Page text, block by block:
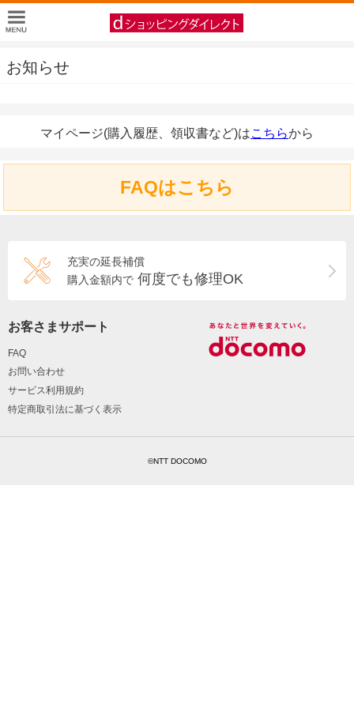
お知らせ
マイページ(購入履歴、領収書など)はこちらから
FAQはこちら
充実の延長補償
購入金額内で 何度でも修理OK
お客さまサポート
FAQ
お問い合わせ
サービス利用規約
特定商取引法に基づく表示
©NTT DOCOMO